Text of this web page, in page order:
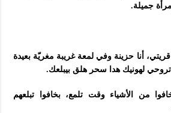
جميلة.
أنا حزينة وفي لمعة غريبة مغريّة بعيدة
لهونيك هدا سحر هلق بيبلعك.
من الأشياء وقت تلمع، بخافوا تبلعهم